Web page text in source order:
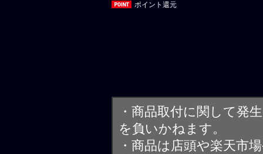
ポイント還元
・商品取付に関して発
を負いかねます。
・商品は店頭や楽天市